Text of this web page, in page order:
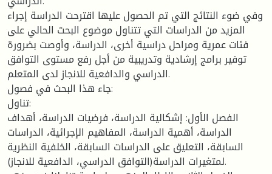
وفي ضوء النتائج التي تم الحصول عليها اقترحت الدراسة إجراء
المزيد من الدراسات التي تتناول موضوع البحث الحالي على
فئات عمرية ومراحل دراسية أخرى، الدراسة، وأوصت بضرورة
توفير برامج إرشادية وتدريبية من أجل رفع مستوى التوافق
الدراسي والدافعية للانجاز لدى المتعلم.
جاء هذا البحث في فصول:
تناول:
الفصل الأول: إشكالية الدراسة، فرضيات الدراسة، أهداف
الدراسة، أهمية الدراسة، المفاهيم الإجرائية، الدراسات
السابقة، التعليق على الدراسات السابقة، الخلفية النظرية
لمتغيرات الدراسة(التوافق الدراسي، الدافعية للانجاز).